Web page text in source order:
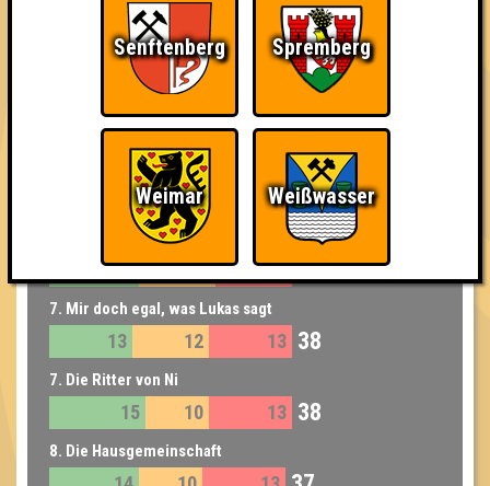
6. That's my Jacket
17 10 12 39
6. Pinkys ohne Brain
15 10 14 39
6. Quizwolds
14 11 14 39
7. Genossenschaft Gördener Gelegenheitstrinker
14 12 12 38
7. Mir doch egal, was Lukas sagt
13 12 13 38
7. Die Ritter von Ni
15 10 13 38
8. Die Hausgemeinschaft
Senftenberg Spremberg
Weimar Weißwasser